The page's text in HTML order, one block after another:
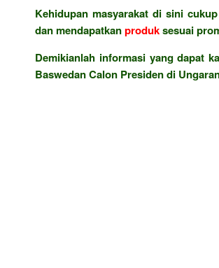
Kehidupan masyarakat di sini
dan mendapatkanproduksesuai
Demikianlah informasi yang dapat
Baswedan Calon Presiden di